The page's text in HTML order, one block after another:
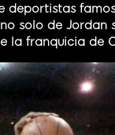
deportistas
solo de Jordan
la franquicia de